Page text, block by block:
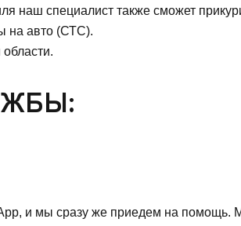
наш специалист также сможет
на авто (СТС).
и мы сразу же приедем на помощь.